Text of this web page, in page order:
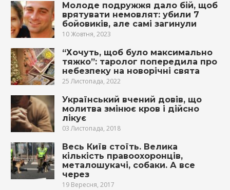
Молоде подружжя дало бій, щоб
врятувати немовлят: убили 7
бойовиків, але самі загинули
10 Жовтня, 2023
“Хочуть, щоб було максимально
тяжко”: таролог попередила про
небезпеку на новорічні свята
25 Листопада, 2022
Український вчений довів, що
молитва змінює кров і дійсно
лікує
03 Листопада, 2018
Весь Київ стоїть. Велика
кількість правоохоронців,
металошукачі, собаки. А все
через
19 Вересня, 2017